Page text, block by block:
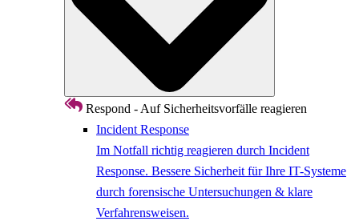
Respond - Auf Sicherheitsvorfälle reagieren
Incident Response
Im Notfall richtig reagieren durch Incident
Response. Bessere Sicherheit für Ihre IT-Systeme
durch forensische Untersuchungen & klare
Verfahrensweisen.